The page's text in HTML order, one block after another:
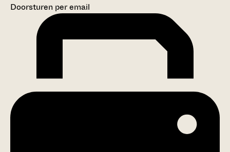
Doorsturen per email